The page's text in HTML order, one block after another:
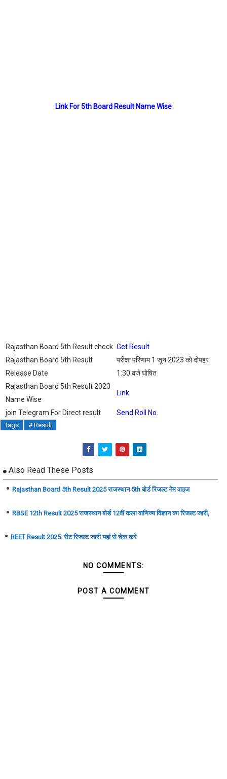
Link For 5th Board Result Name Wise
Rajasthan Board 5th Result check Get Result
Rajasthan Board 5th Result
Release Date
परीक्षा परिणाम 1 जून 2023 को दोपहर
1:30 बजे घोषित
Rajasthan Board 5th Result 2023
Name Wise
Link
join Telegram For Direct result Send Roll No.
Tags # Result
Also Read These Posts
Rajasthan Board 5th Result 2025 राजस्थान 5th बोर्ड रिजल्ट नेम वाइज
RBSE 12th Result 2025 राजस्थान बोर्ड 12वीं कला वाणिज्य विज्ञान का रिजल्ट जारी,
REET Result 2025: रीट रिजल्ट जारी यहां से चेक करे
NO COMMENTS:
POST A COMMENT